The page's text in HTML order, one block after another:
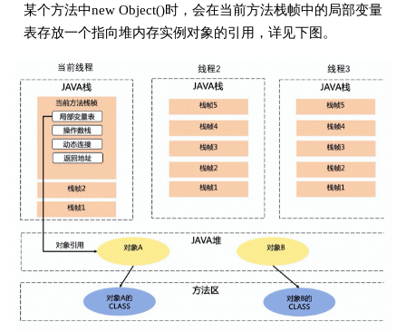
某个方法中new Object()时，会在当前方法栈帧中的局部变量
表存放一个指向堆内存实例对象的引用，详见下图。